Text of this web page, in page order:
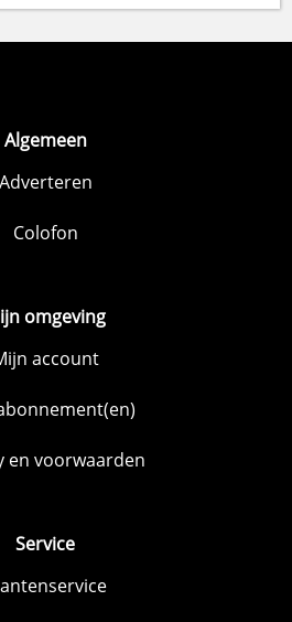
Algemeen
Adverteren
Colofon
omgeving
account
en voorwaarden
Service